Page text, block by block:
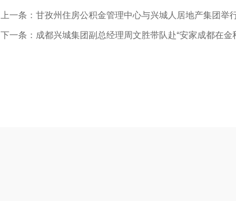
上一条：甘孜州住房公积金管理中心与兴城人居地产集团举
下一条：成都兴城集团副总经理周文胜带队赴“安家成都在金